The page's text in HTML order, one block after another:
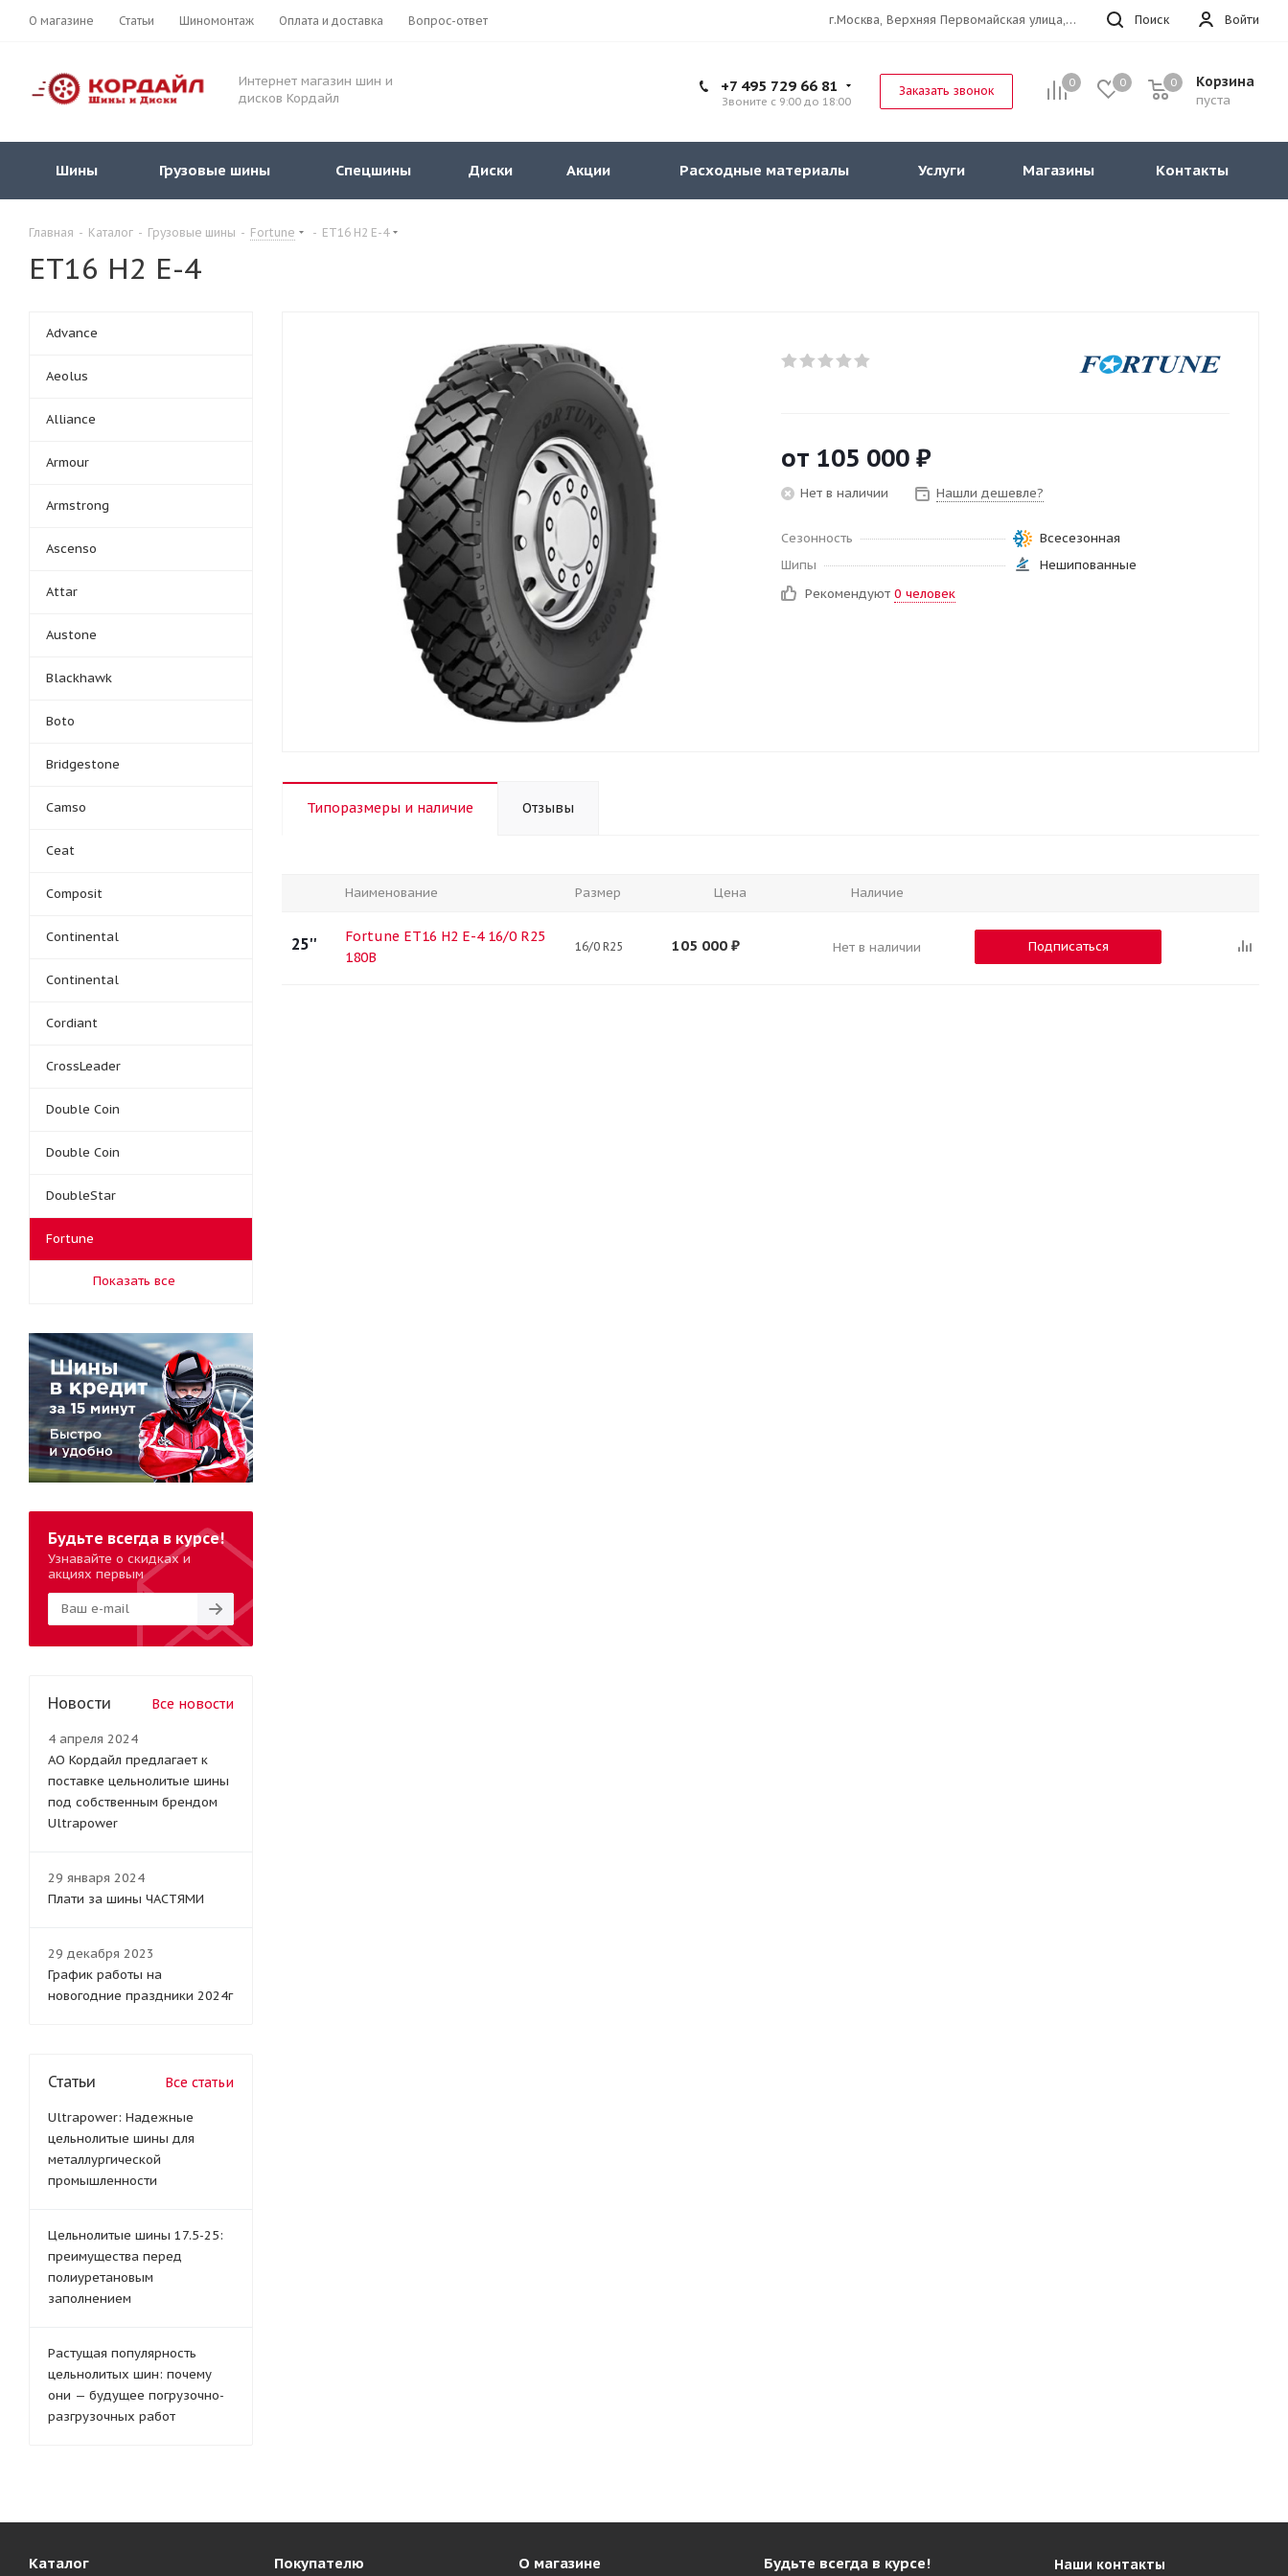
О магазине Статьи Шиномонтаж Оплата и доставка Вопрос-ответ Войти
Поиск
г.Москва, Верхняя Первомайская улица, 47к11 офис 214
Интернет магазин шин и
дисков Кордайл
0 0 Корзина
пуста
0
+7 495 729 66 81
Звоните с 9:00 до 18:00
Заказать звонок
Шины Грузовые шины Спецшины Диски Акции Расходные материалы Услуги Магазины Контакты
Главная - Каталог - Грузовые шины - Fortune - ET16 H2 E-4
ET16 H2 E-4
от 105 000 ₽
Нет в наличии Нашли дешевле?
Сезонность
Всесезонная
Шипы
Нешипованные
Рекомендуют 0 человек
Типоразмеры и наличие Отзывы
Наименование Размер Цена Наличие
25''
Fortune ET16 H2 E-4 16/0 R25
180B
16/0 R25 105 000 ₽ Нет в наличии Подписаться
Advance
Aeolus
Alliance
Armour
Armstrong
Ascenso
Attar
Austone
Blackhawk
Boto
Bridgestone
Camso
Ceat
Composit
Continental
Continental
Cordiant
CrossLeader
Double Coin
Double Coin
DoubleStar
Fortune
Показать все
Будьте всегда в курсе!
Узнавайте о скидках и
акциях первым
Новости Все новости
4 апреля 2024
АО Кордайл предлагает к
поставке цельнолитые шины
под собственным брендом
Ultrapower
29 января 2024
Плати за шины ЧАСТЯМИ
29 декабря 2023
График работы на
новогодние праздники 2024г
Статьи Все статьи
Ultrapower: Надежные
цельнолитые шины для
металлургической
промышленности
Цельнолитые шины 17.5-25:
преимущества перед
полиуретановым
заполнением
Растущая популярность
цельнолитых шин: почему
они — будущее погрузочно-
разгрузочных работ
Каталог Покупателю О магазине Будьте всегда в курсе! Наши контакты